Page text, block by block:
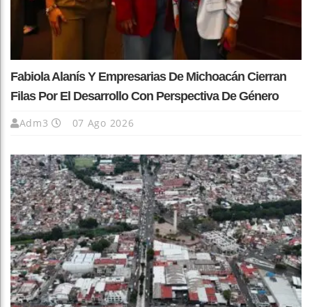
Fabiola Alanís Y Empresarias De Michoacán Cierran
Filas Por El Desarrollo Con Perspectiva De Género
Adm3 07 Ago 2026